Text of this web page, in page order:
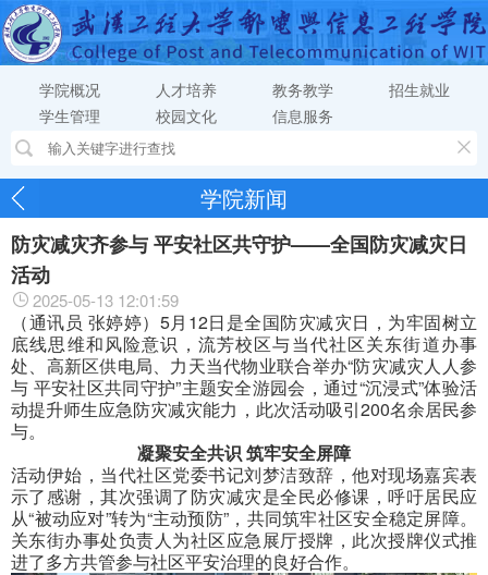
学院概况 人才培养 教务教学
招生就业
学生管理
校园文化 信息服务
学院新闻
防灾减灾齐参与 平安社区共守护——全国防灾减灾日
活动
2025-05-13 12:01:59
（通讯员 张婷婷）5月12日是全国防灾减灾日，为牢固树立
底线思维和风险意识，流芳校区与当代社区关东街道办事
处、高新区供电局、力天当代物业联合举办“防灾减灾人人参
与 平安社区共同守护”主题安全游园会，通过“沉浸式”体验活
动提升师生应急防灾减灾能力，此次活动吸引200名余居民参
与。
凝聚安全共识 筑牢安全屏障
活动伊始，当代社区党委书记刘梦洁致辞，他对现场嘉宾表
示了感谢，其次强调了防灾减灾是全民必修课，呼吁居民应
从“被动应对”转为“主动预防”，共同筑牢社区安全稳定屏障。
关东街办事处负责人为社区应急展厅授牌，此次授牌仪式推
进了多方共管参与社区平安治理的良好合作。